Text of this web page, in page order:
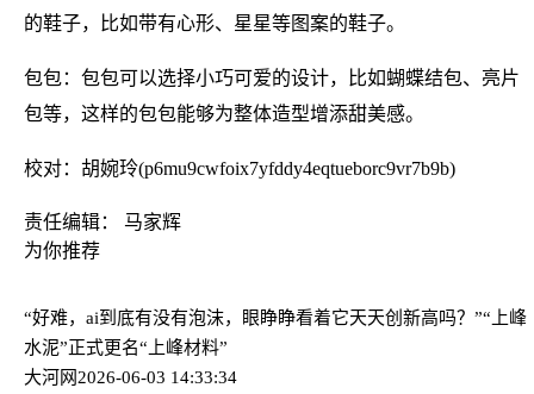
的鞋子，比如带有心形、星星等图案的鞋子。
包包：包包可以选择小巧可爱的设计，比如蝴蝶结包、亮片
包等，这样的包包能够为整体造型增添甜美感。
校对：胡婉玲(p6mu9cwfoix7yfddy4eqtueborc9vr7b9b)
责任编辑： 马家辉
为你推荐
“好难，ai到底有没有泡沫，眼睁睁看着它天天创新高吗？”“上峰
水泥”正式更名“上峰材料”
大河网2026-06-03 14:33:34